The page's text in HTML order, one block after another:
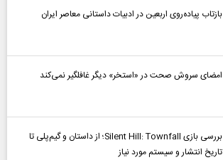
بازتاب پیاده‌روی اربعین در ادبیات داستانی معاصر ایران
امضای سروش صحت در «استخر» دیگر غافلگیر نمی‌کند
بررسی بازی Silent Hill: Townfall؛ از داستان و گیم‌پلی تا
تاریخ انتشار و سیستم مورد نیاز